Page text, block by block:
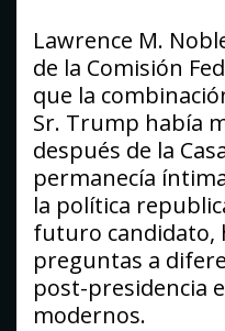
Lawrence M.
de la Comisión
que la
Sr. Trump había
después de la
permanecía
la política
futuro candidato,
preguntas a
post-presidencia
modernos.